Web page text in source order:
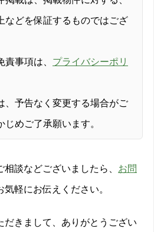
などを保証するものではござ
事項は、 プライバシーポリ
、予告なく変更する場合がご
めご了承願います。
談などございましたら、 お問
気軽にお伝えください。
だきまして、ありがとうござい